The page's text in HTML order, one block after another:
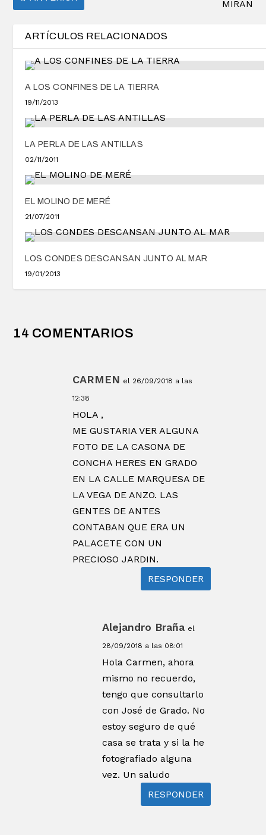
MIRAN
ARTÍCULOS RELACIONADOS
A LOS CONFINES DE LA TIERRA
19/11/2013
LA PERLA DE LAS ANTILLAS
02/11/2011
EL MOLINO DE MERÉ
21/07/2011
LOS CONDES DESCANSAN JUNTO AL MAR
19/01/2013
14 COMENTARIOS
CARMEN el 26/09/2018 a las
12:38
HOLA ,
ME GUSTARIA VER ALGUNA
FOTO DE LA CASONA DE
CONCHA HERES EN GRADO
EN LA CALLE MARQUESA DE
LA VEGA DE ANZO. LAS
GENTES DE ANTES
CONTABAN QUE ERA UN
PALACETE CON UN
PRECIOSO JARDIN.
RESPONDER
Alejandro Braña el
28/09/2018 a las 08:01
Hola Carmen, ahora
mismo no recuerdo,
tengo que consultarlo
con José de Grado. No
estoy seguro de qué
casa se trata y si la he
fotografiado alguna
vez. Un saludo
RESPONDER